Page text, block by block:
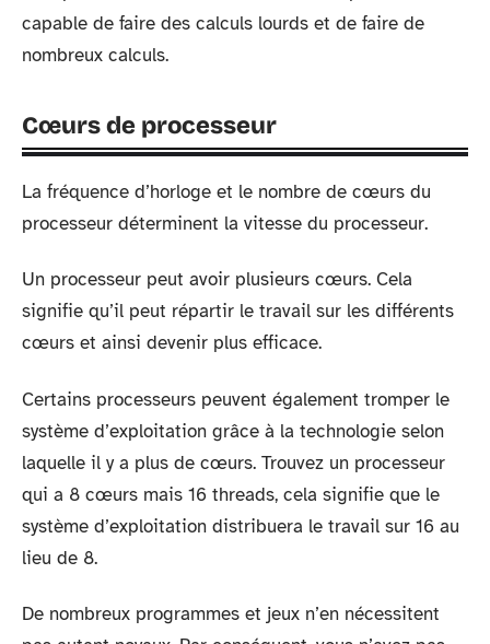
capable de faire des calculs lourds et de faire de
nombreux calculs.
Cœurs de processeur
La fréquence d’horloge et le nombre de cœurs du
processeur déterminent la vitesse du processeur.
Un processeur peut avoir plusieurs cœurs. Cela
signifie qu’il peut répartir le travail sur les différents
cœurs et ainsi devenir plus efficace.
Certains processeurs peuvent également tromper le
système d’exploitation grâce à la technologie selon
laquelle il y a plus de cœurs. Trouvez un processeur
qui a 8 cœurs mais 16 threads, cela signifie que le
système d’exploitation distribuera le travail sur 16 au
lieu de 8.
De nombreux programmes et jeux n’en nécessitent